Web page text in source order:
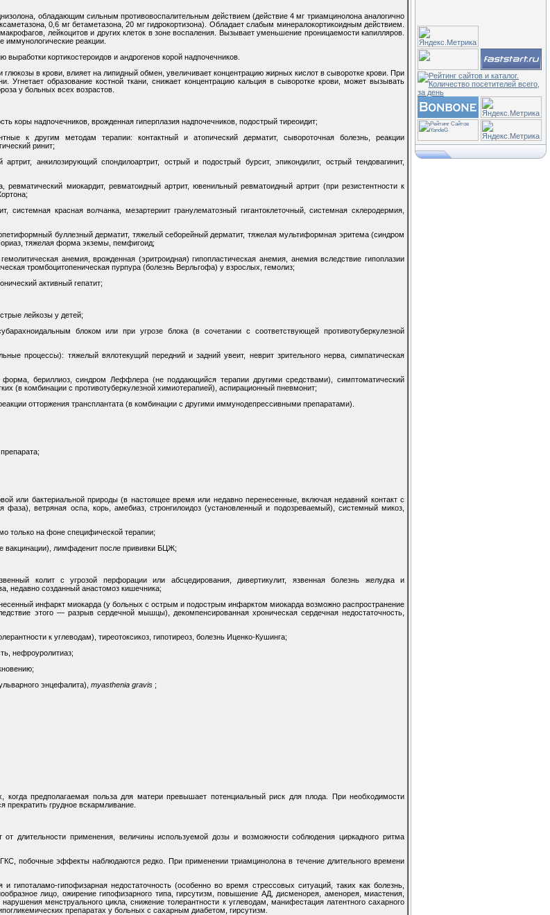
обладающим сильным противовоспалительным действием (действие 4 мг триамцинолона аналогично
0,6 мг бетаметазона, 20 мг гидрокортизона). Обладает слабым минералокортикоидным действием.
лейкоцитов и других клеток в зоне воспаления. Вызывает уменьшение проницаемости капилляров.
реакции.
кортикостероидов и андрогенов корой надпочечников.
в крови, влияет на липидный обмен, увеличивает концентрацию жирных кислот в сыворотке крови. При
Угнетает образование костной ткани, снижает концентрацию кальция в сыворотке крови, может вызывать
у больных всех возрастов.
коры надпочечников, врожденная гиперплазия надпочечников, подострый тиреоидит;
к другим методам терапии: контактный и атопический дерматит, сывороточная болезнь, реакции
ринит;
артрит, анкилозирующий спондилоартрит, острый и подострый бурсит, эпикондилит, острый тендовагинит,
ревматический миокардит, ревматоидный артрит, ювенильный ревматоидный артрит (при резистентности к
системная красная волчанка, мезартериит гранулематозный гигантоклеточный, системная склеродермия,
буллезный дерматит, тяжелый себорейный дерматит, тяжелая мультиформная эритема (синдром
тяжелая форма экземы, пемфигоид;
анемия, врожденная (эритроидная) гипопластическая анемия, анемия вследствие гипоплазии
тромбоцитопеническая пурпура (болезнь Верльгофа) у взрослых, гемолиз;
активный гепатит;
лейкозы у детей;
блоком или при угрозе блока (в сочетании с соответствующей противотуберкулезной
процессы): тяжелый вялотекущий передний и задний увеит, неврит зрительного нерва, симпатическая
форма, бериллиоз, синдром Леффлера (не поддающийся терапии другими средствами), симптоматический
(в комбинации с противотуберкулезной химиотерапией), аспирационный пневмонит;
отторжения трансплантата (в комбинации с другими иммунодепрессивными препаратами).
или бактериальной природы (в настоящее время или недавно перенесенные, включая недавний контакт с
ветряная оспа, корь, амебиаз, стронгилоидоз (установленный и подозреваемый), системный микоз,
только на фоне специфической терапии;
вакцинации), лимфаденит после прививки БЦЖ;
колит с угрозой перфорации или абсцедирования, дивертикулит, язвенная болезнь желудка и
недавно созданный анастомоз кишечника;
инфаркт миокарда (у больных с острым и подострым инфарктом миокарда возможно распространение
этого — разрыв сердечной мышцы), декомпенсированная хроническая сердечная недостаточность,
к углеводам), тиреотоксикоз, гипотиреоз, болезнь Иценко-Кушинга;
нефроуролитиаз;
энцефалита), myasthenia gravis ;
предполагаемая польза для матери превышает потенциальный риск для плода. При необходимости
грудное вскармливание.
длительности применения, величины используемой дозы и возможности соблюдения циркадного ритма
побочные эффекты наблюдаются редко. При применении триамцинолона в течение длительного времени
и гипоталамо-гипофизарная недостаточность (особенно во время стрессовых ситуаций, таких как болезнь,
лицо, ожирение гипофизарного типа, гирсутизм, повышение АД, дисменорея, аменорея, миастения,
менструального цикла, снижение толерантности к углеводам, манифестация латентного сахарного
препаратах у больных с сахарным диабетом, гирсутизм.